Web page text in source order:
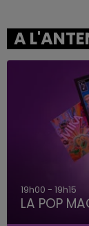
A
19h00 - 19h15
LA POP